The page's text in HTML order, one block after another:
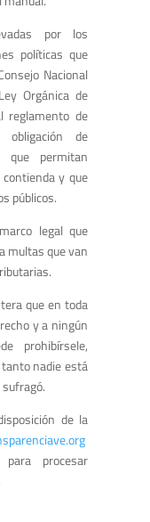
por los
políticas que
Nacional
Orgánica de
reglamento de
de
que permitan
y que
públicos.
legal que
multas que van
que en toda
y a ningún
prohibírsele,
nadie está
de la
para procesar